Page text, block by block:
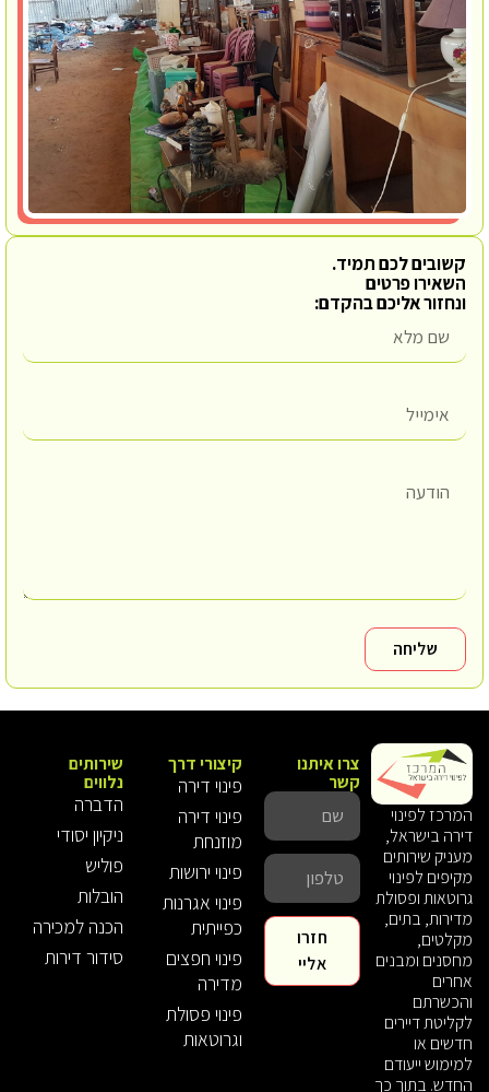
קשובים לכם תמיד.
השאירו פרטים
ונחזור אליכם בהקדם:
שליחה
המרכז לפינוי
דירה בישראל,
מעניק שירותים
מקיפים לפינוי
גרוטאות ופסולת
מדירות, בתים,
מקלטים,
מחסנים ומבנים
אחרים
והכשרתם
לקליטת דיירים
חדשים או
למימוש ייעודם
החדש. בתוך כך
קיצורי דרך
פינוי דירה
פינוי דירה
מוזנחת
פינוי ירושות
פינוי אגרנות
כפייתית
פינוי חפצים
מדירה
פינוי פסולת
וגרוטאות
שירותים
נלווים
הדברה
ניקיון יסודי
פוליש
הובלות
הכנה למכירה
סידור דירות
צרו איתנו
קשר
חזרו
אליי